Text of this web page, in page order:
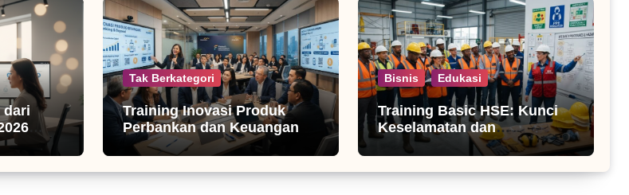
dari
Tak Berkategori
Training Inovasi Produk
Perbankan dan Keuangan
Bisnis Edukasi
Training Basic HSE: Kunci
Keselamatan dan
Produktivitas Kerja